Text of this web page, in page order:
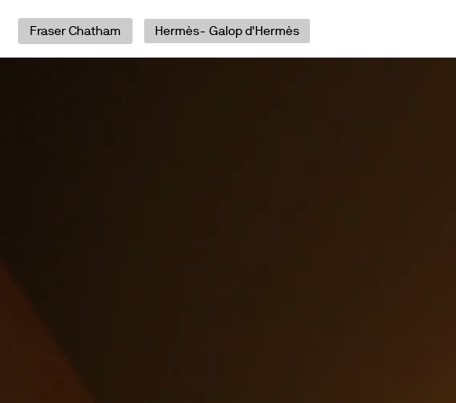
Fraser Chatham Hermès- Galop d'Hermès